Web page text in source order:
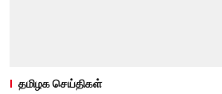
தமிழக செய்திகள்